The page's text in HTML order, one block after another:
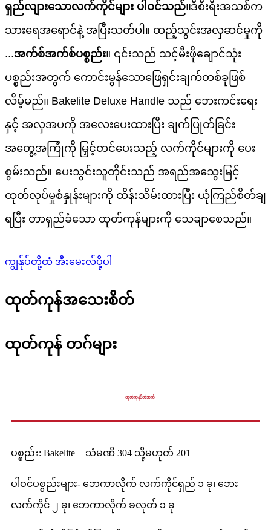
ရှည်လျားသောလက်ကိုင်များ ပါဝင်သည်။ဒီစီးရီးအသစ်က
သားရေအရောင်နဲ့ အပြီးသတ်ပါ။ ထည့်သွင်းအလှဆင်မှုကို
...အက်စ်အက်စ်ပစ္စည်း။ ၎င်းသည် သင့်မီးဖိုချောင်သုံး
ပစ္စည်းအတွက် ကောင်းမွန်သောဖြေရှင်းချက်တစ်ခုဖြစ်
လိမ့်မည်။ Bakelite Deluxe Handle သည် ဘေးကင်းရေး
နှင့် အလှအပကို အလေးပေးထားပြီး ချက်ပြုတ်ခြင်း
အတွေ့အကြုံကို မြှင့်တင်ပေးသည့် လက်ကိုင်များကို ပေး
စွမ်းသည်။ ပေးသွင်းသူတိုင်းသည် အရည်အသွေးမြင့်
ထုတ်လုပ်မှုစံနှုန်းများကို ထိန်းသိမ်းထားပြီး ယုံကြည်စိတ်ချ
ရပြီး တာရှည်ခံသော ထုတ်ကုန်များကို သေချာစေသည်။
ကျွန်ုပ်တို့ထံ အီးမေးလ်ပို့ပါ
ထုတ်ကုန်အသေးစိတ်
ထုတ်ကုန် တဂ်များ
ထုတ်ကုန်မိတ်ဆက်
ပစ္စည်း: Bakelite + သံမဏိ 304 သို့မဟုတ် 201
ပါဝင်ပစ္စည်းများ- ဘေကာလိုက် လက်ကိုင်ရှည် ၁ ခု၊ ဘေး
လက်ကိုင် ၂ ခု၊ ဘေကာလိုက် ခလုတ် ၁ ခု